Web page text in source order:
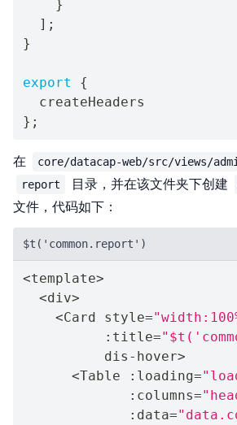
}
] ;
}
export
{
} ;
在 core/datacap-web/src/views/
report 目录，并在该文件夹下创建
文件，代码如下：
$t('common.report')
<template>
<div>
<Card style=
: title=
          dis
- hover>
<Table : loading=
: columns=
: data=